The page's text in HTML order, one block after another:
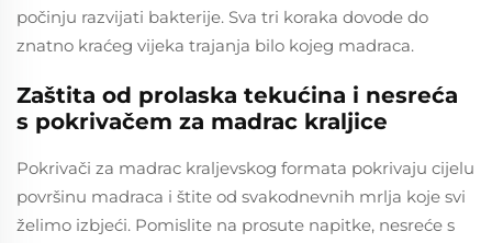
počinju razvijati bakterije. Sva tri koraka dovode do
znatno kraćeg vijeka trajanja bilo kojeg madraca.
Zaštita od prolaska tekućina i nesreća
s pokrivačem za madrac kraljice
Pokrivači za madrac kraljevskog formata pokrivaju cijelu
površinu madraca i štite od svakodnevnih mrlja koje svi
želimo izbjeći. Pomislite na prosute napitke, nesreće s